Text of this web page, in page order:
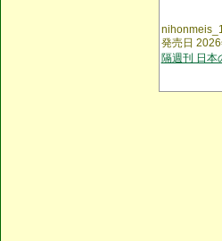
発売日
隔週刊 日本